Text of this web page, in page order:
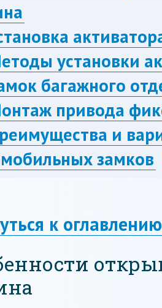
установки
багажного
привода
и
замков
к оглавлению